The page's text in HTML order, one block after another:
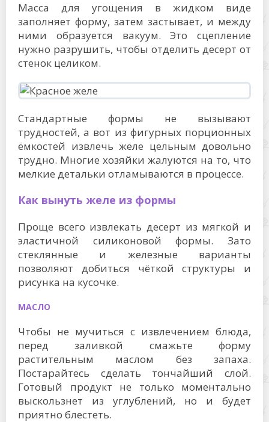
Масса для угощения в жидком виде
заполняет форму, затем застывает, и между
ними образуется вакуум. Это сцепление
нужно разрушить, чтобы отделить десерт от
стенок целиком.
Стандартные формы не вызывают
трудностей, а вот из фигурных порционных
ёмкостей извлечь желе цельным довольно
трудно. Многие хозяйки жалуются на то, что
мелкие детальки отламываются в процессе.
Как вынуть желе из формы
Проще всего извлекать десерт из мягкой и
эластичной силиконовой формы. Зато
стеклянные и железные варианты
позволяют добиться чёткой структуры и
рисунка на кусочке.
МАСЛО
Чтобы не мучиться с извлечением блюда,
перед заливкой смажьте форму
растительным маслом без запаха.
Постарайтесь сделать тончайший слой.
Готовый продукт не только моментально
выскользнет из углублений, но и будет
приятно блестеть.